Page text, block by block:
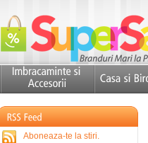
Aboneaza-te la stiri.